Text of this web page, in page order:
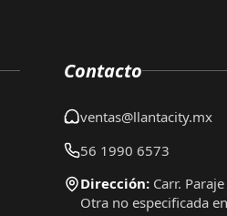
Contacto
ventas@llantacity.mx
56 1990 6573
Dirección: Carr.
Otra no especificada